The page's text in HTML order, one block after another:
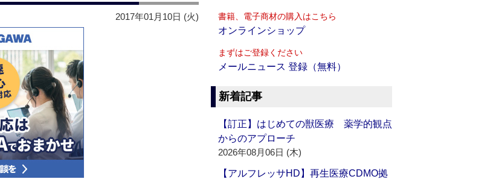
2017年01月10日 (火) 書籍、電子商材の購入はこちら
オンラインショップ
まずはご登録ください
メールニュース 登録（無料）
新着記事
【訂正】はじめての獣医療 薬学的観点
からのアプローチ
2026年08月06日 (木)
【アルフレッサHD】再生医療CDMO拠